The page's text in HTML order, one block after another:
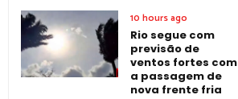
10 hours ago
Rio segue com
previsão de
ventos fortes com
a passagem de
nova frente fria